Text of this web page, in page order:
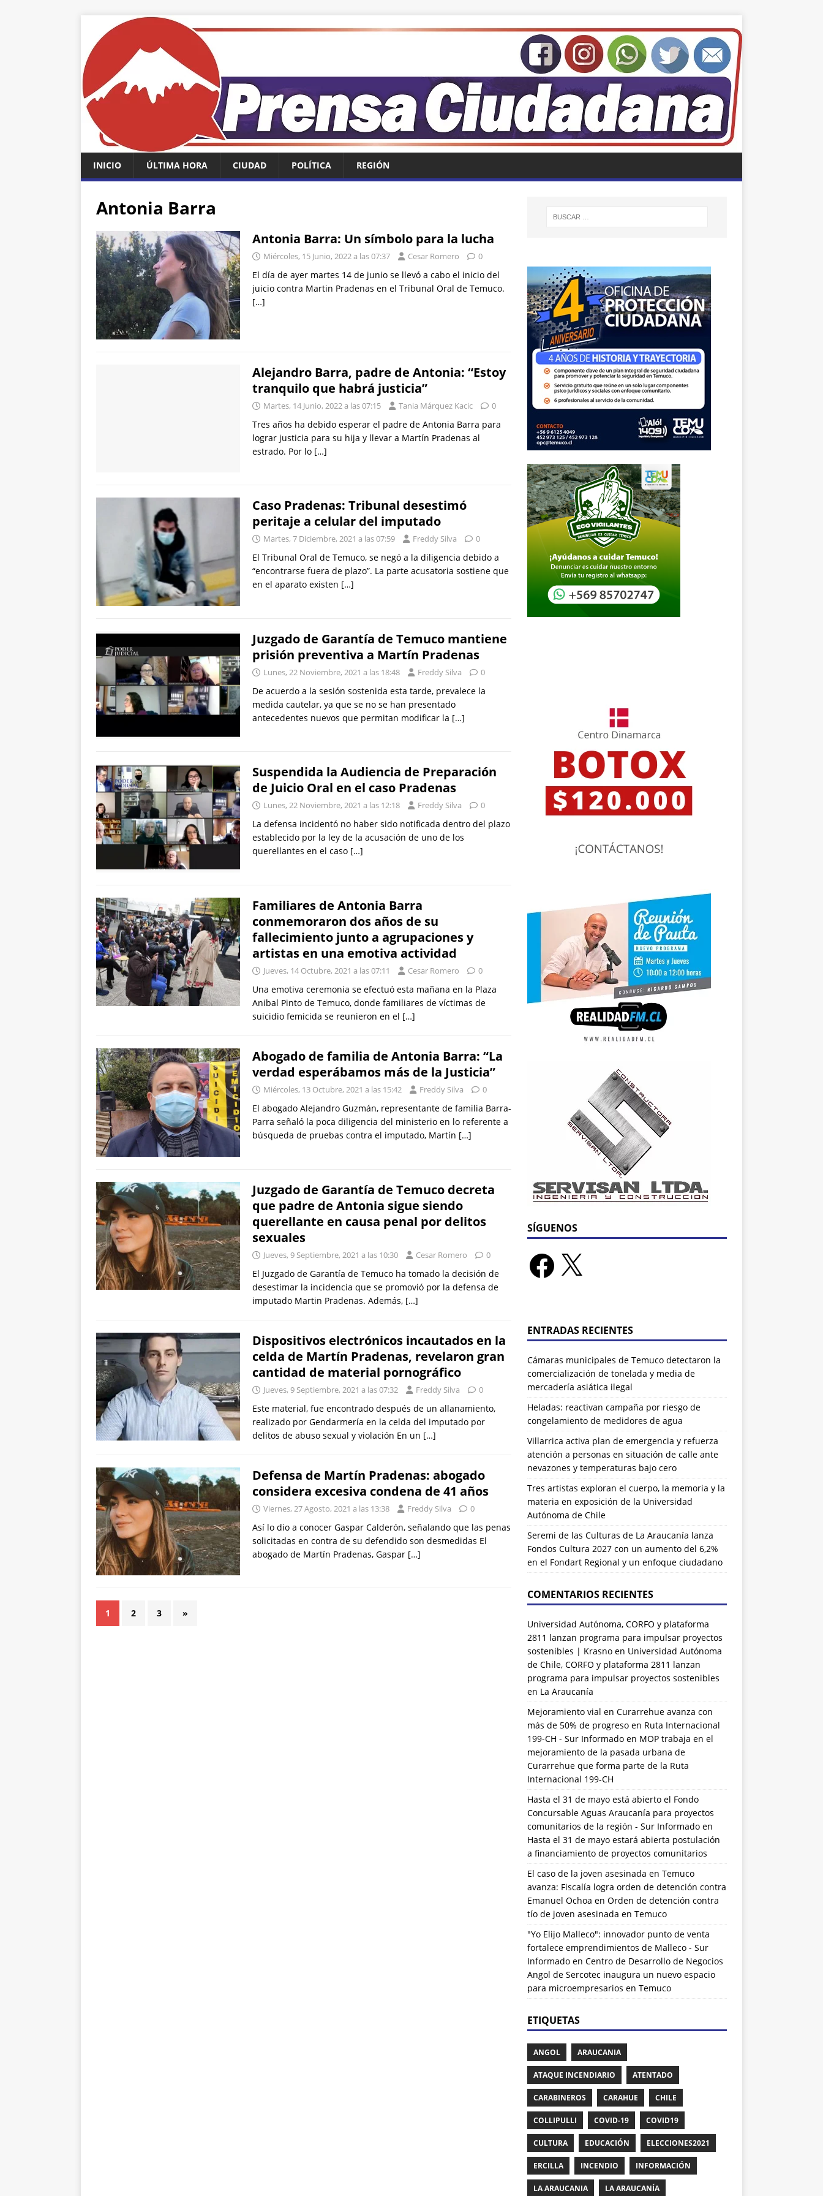
INICIO ÚLTIMA HORA CIUDAD POLÍTICA REGIÓN
Antonia Barra
Antonia Barra: Un símbolo para la lucha
Miércoles, 15 Junio, 2022 a las 07:37 Cesar Romero 0
El día de ayer martes 14 de junio se llevó a cabo el inicio del
juicio contra Martin Pradenas en el Tribunal Oral de Temuco.
[…]
Alejandro Barra, padre de Antonia: “Estoy
tranquilo que habrá justicia”
Martes, 14 Junio, 2022 a las 07:15 Tania Márquez Kacic 0
Tres años ha debido esperar el padre de Antonia Barra para
lograr justicia para su hija y llevar a Martín Pradenas al
estrado. Por lo […]
Caso Pradenas: Tribunal desestimó
peritaje a celular del imputado
Martes, 7 Diciembre, 2021 a las 07:59 Freddy Silva 0
El Tribunal Oral de Temuco, se negó a la diligencia debido a
“encontrarse fuera de plazo”. La parte acusatoria sostiene que
en el aparato existen […]
Juzgado de Garantía de Temuco mantiene
prisión preventiva a Martín Pradenas
Lunes, 22 Noviembre, 2021 a las 18:48 Freddy Silva 0
De acuerdo a la sesión sostenida esta tarde, prevalece la
medida cautelar, ya que se no se han presentado
antecedentes nuevos que permitan modificar la […]
Suspendida la Audiencia de Preparación
de Juicio Oral en el caso Pradenas
Lunes, 22 Noviembre, 2021 a las 12:18 Freddy Silva 0
La defensa incidentó no haber sido notificada dentro del plazo
establecido por la ley de la acusación de uno de los
querellantes en el caso […]
Familiares de Antonia Barra
conmemoraron dos años de su
fallecimiento junto a agrupaciones y
artistas en una emotiva actividad
Jueves, 14 Octubre, 2021 a las 07:11 Cesar Romero 0
Una emotiva ceremonia se efectuó esta mañana en la Plaza
Anibal Pinto de Temuco, donde familiares de víctimas de
suicidio femicida se reunieron en el […]
Abogado de familia de Antonia Barra: “La
verdad esperábamos más de la Justicia”
Miércoles, 13 Octubre, 2021 a las 15:42 Freddy Silva 0
El abogado Alejandro Guzmán, representante de familia Barra-
Parra señaló la poca diligencia del ministerio en lo referente a
búsqueda de pruebas contra el imputado, Martín […]
Juzgado de Garantía de Temuco decreta
que padre de Antonia sigue siendo
querellante en causa penal por delitos
sexuales
Jueves, 9 Septiembre, 2021 a las 10:30 Cesar Romero 0
El Juzgado de Garantía de Temuco ha tomado la decisión de
desestimar la incidencia que se promovió por la defensa de
imputado Martin Pradenas. Además, […]
Dispositivos electrónicos incautados en la
celda de Martín Pradenas, revelaron gran
cantidad de material pornográfico
Jueves, 9 Septiembre, 2021 a las 07:32 Freddy Silva 0
Este material, fue encontrado después de un allanamiento,
realizado por Gendarmería en la celda del imputado por
delitos de abuso sexual y violación En un […]
Defensa de Martín Pradenas: abogado
considera excesiva condena de 41 años
Viernes, 27 Agosto, 2021 a las 13:38 Freddy Silva 0
Así lo dio a conocer Gaspar Calderón, señalando que las penas
solicitadas en contra de su defendido son desmedidas El
abogado de Martín Pradenas, Gaspar […]
1 2 3 »
SÍGUENOS
ENTRADAS RECIENTES
Cámaras municipales de Temuco detectaron la
comercialización de tonelada y media de
mercadería asiática ilegal
Heladas: reactivan campaña por riesgo de
congelamiento de medidores de agua
Villarrica activa plan de emergencia y refuerza
atención a personas en situación de calle ante
nevazones y temperaturas bajo cero
Tres artistas exploran el cuerpo, la memoria y la
materia en exposición de la Universidad
Autónoma de Chile
Seremi de las Culturas de La Araucanía lanza
Fondos Cultura 2027 con un aumento del 6,2%
en el Fondart Regional y un enfoque ciudadano
COMENTARIOS RECIENTES
Universidad Autónoma, CORFO y plataforma
2811 lanzan programa para impulsar proyectos
sostenibles | Krasnoen Universidad Autónoma
de Chile, CORFO y plataforma 2811 lanzan
programa para impulsar proyectos sostenibles
en La Araucanía
Mejoramiento vial en Curarrehue avanza con
más de 50% de progreso en Ruta Internacional
199-CH - Sur Informadoen MOP trabaja en el
mejoramiento de la pasada urbana de
Curarrehue que forma parte de la Ruta
Internacional 199-CH
Hasta el 31 de mayo está abierto el Fondo
Concursable Aguas Araucanía para proyectos
comunitarios de la región - Sur Informadoen
Hasta el 31 de mayo estará abierta postulación
a financiamiento de proyectos comunitarios
El caso de la joven asesinada en Temuco
avanza: Fiscalía logra orden de detención contra
Emanuel Ochoa en Orden de detención contra
tío de joven asesinada en Temuco
"Yo Elijo Malleco": innovador punto de venta
fortalece emprendimientos de Malleco - Sur
Informadoen Centro de Desarrollo de Negocios
Angol de Sercotec inaugura un nuevo espacio
para microempresarios en Temuco
ETIQUETAS
ANGOL ARAUCANIA
ATAQUE INCENDIARIO ATENTADO
CARABINEROS CARAHUE CHILE
COLLIPULLI COVID-19 COVID19
CULTURA EDUCACIÓN ELECCIONES2021
ERCILLA INCENDIO INFORMACIÓN
LA ARAUCANIA LA ARAUCANÍA